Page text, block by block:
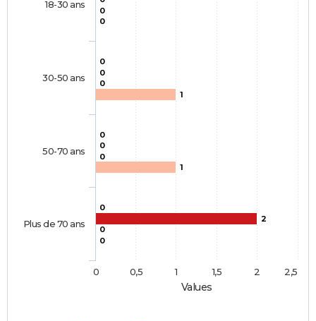
Values
0
0
0
0
0
2
0
0
0
0
0
1
1
0
18-30 ans
30-50 ans
50-70 ans
Plus de 70 ans
0 0,5 1 1,5 2 2,5